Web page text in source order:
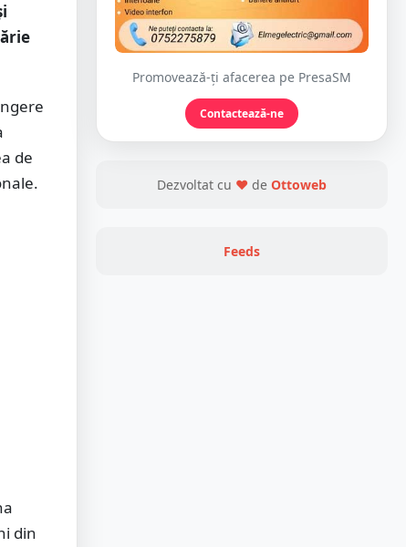
de
din
Promovează-ți afacerea pe PresaSM
Contactează-ne
Dezvoltat cu ❤ de Ottoweb
Feeds